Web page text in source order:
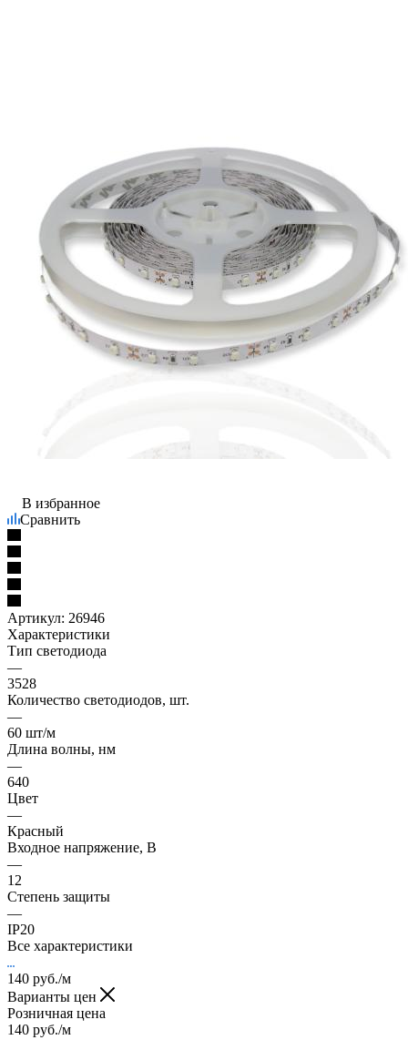
В избранное
Сравнить
Артикул: 26946
Характеристики
Тип светодиода
—
3528
Количество светодиодов, шт.
—
60 шт/м
Длина волны, нм
—
640
Цвет
—
Красный
Входное напряжение, В
—
12
Степень защиты
—
IP20
Все характеристики
140 руб./м
Варианты цен
Розничная цена
140 руб./м